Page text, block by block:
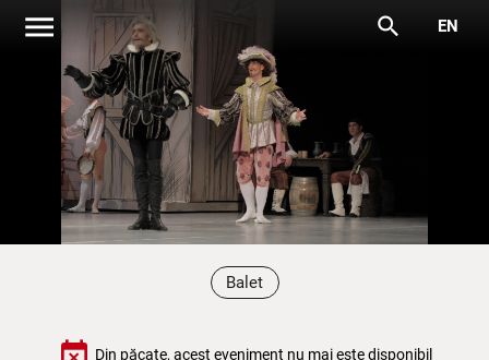
menu search EN
Balet
Din păcate, acest eveniment nu mai este disponibil